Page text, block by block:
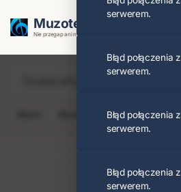
Muzoteka.pl
Nie przegap ani nuty dzięki powiadomieniom
Klip Album
serwerem.
Błąd połączenia z
serwerem.
Błąd połączenia z
serwerem.
Błąd połączenia z
serwerem.